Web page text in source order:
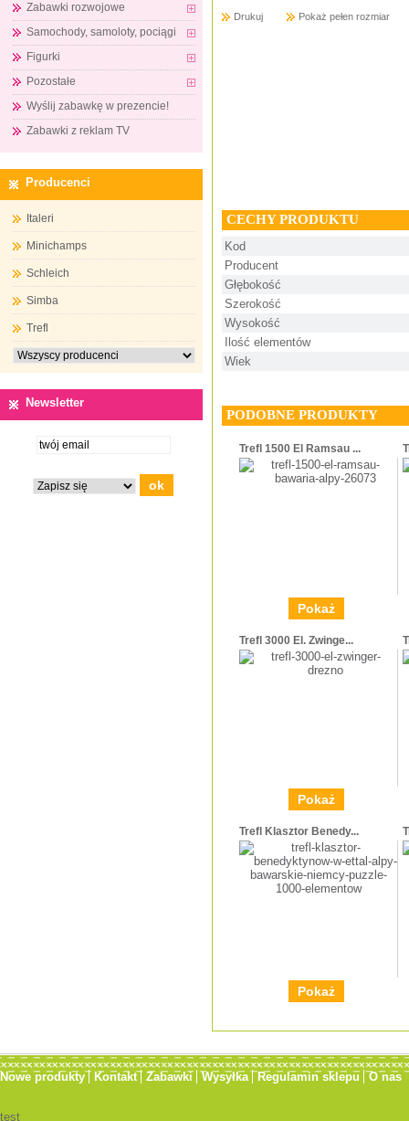
Zabawki rozwojowe
Samochody, samoloty, pociągi
Figurki
Pozostałe
Wyślij zabawkę w prezencie!
Zabawki z reklam TV
Producenci
Italeri
Minichamps
Schleich
Simba
Trefl
Newsletter
Drukuj Pokaż pełen rozmiar
CECHY PRODUKTU
Kod
Producent
Głębokość
Szerokość
Wysokość
Ilość elementów
Wiek
PODOBNE PRODUKTY
Trefl 1500 El Ramsau ...
Pokaż
Trefl 3000 El. Zwinge...
Pokaż
Trefl Klasztor Benedy...
Pokaż
Nowe produkty Kontakt Zabawki Wysyłka Regulamin sklepu O nas
test